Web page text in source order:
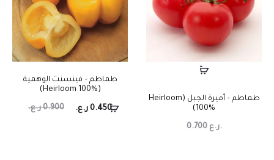
طماطم – أميرة الجبل (Heirloom
100%)
0.700 ر.ع.
طماطم – فينسنت الوهمية
(Heirloom 100%)
0.900 ر.ع. 0.450 ر.ع.